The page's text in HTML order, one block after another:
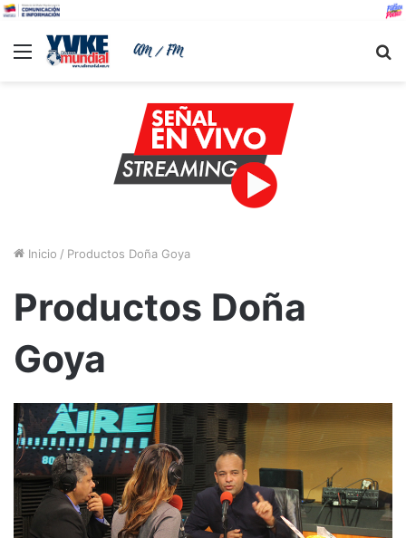
Menu
Inicio / Productos Doña Goya
Productos Doña
Goya